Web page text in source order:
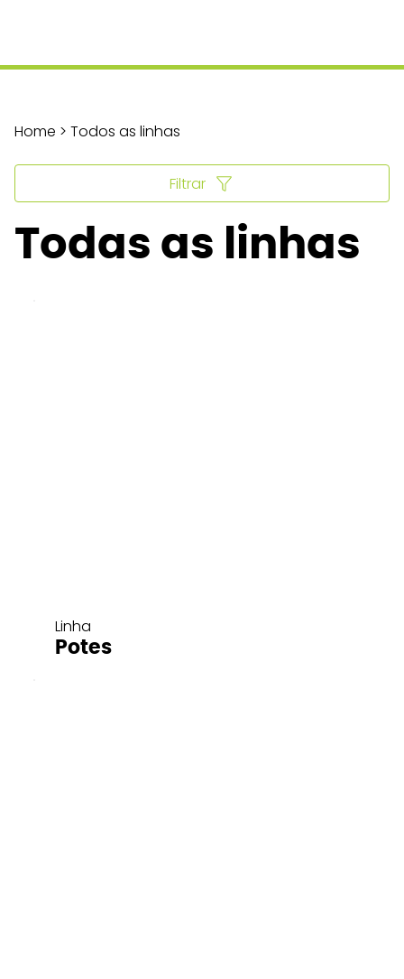
Linha
Potes
Todas as linhas
Home > Todos as linhas
Filtrar